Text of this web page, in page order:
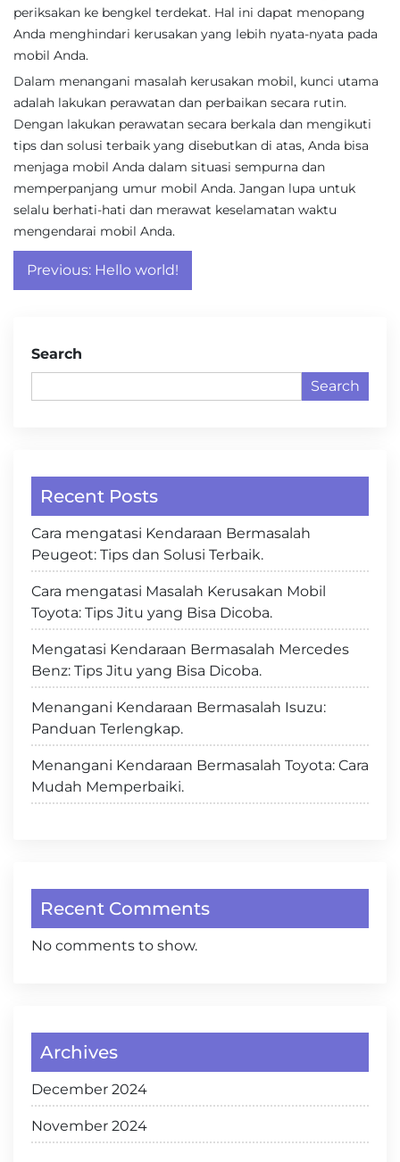
periksakan ke bengkel terdekat. Hal ini dapat menopang
Anda menghindari kerusakan yang lebih nyata-nyata pada
mobil Anda.
Dalam menangani masalah kerusakan mobil, kunci utama
adalah lakukan perawatan dan perbaikan secara rutin.
Dengan lakukan perawatan secara berkala dan mengikuti
tips dan solusi terbaik yang disebutkan di atas, Anda bisa
menjaga mobil Anda dalam situasi sempurna dan
memperpanjang umur mobil Anda. Jangan lupa untuk
selalu berhati-hati dan merawat keselamatan waktu
mengendarai mobil Anda.
Post
navigation
Previous: Hello world!
Search
Search
Recent Posts
Cara mengatasi Kendaraan Bermasalah
Peugeot: Tips dan Solusi Terbaik.
Cara mengatasi Masalah Kerusakan Mobil
Toyota: Tips Jitu yang Bisa Dicoba.
Mengatasi Kendaraan Bermasalah Mercedes
Benz: Tips Jitu yang Bisa Dicoba.
Menangani Kendaraan Bermasalah Isuzu:
Panduan Terlengkap.
Menangani Kendaraan Bermasalah Toyota: Cara
Mudah Memperbaiki.
Recent Comments
No comments to show.
Archives
December 2024
November 2024